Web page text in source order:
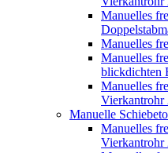
Manuelles
Manuelles
Manuelles
blickdichten
Manuelles
Vierkantrohr
Manuelle
Manuelles
Vierkantrohr